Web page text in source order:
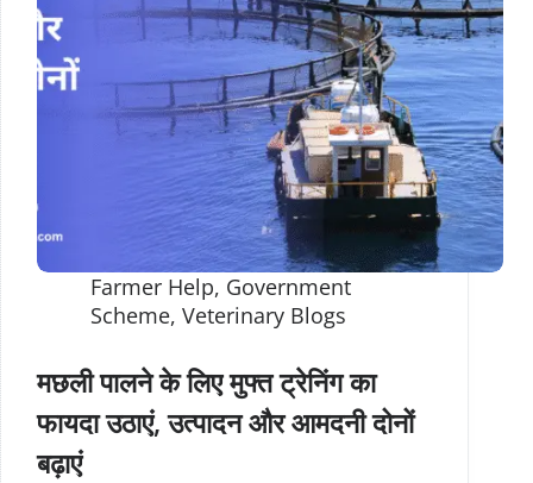
Farmer Help, Government
Scheme, Veterinary Blogs
मछली पालने के लिए मुफ्त ट्रेनिंग का
फायदा उठाएं, उत्पादन और आमदनी दोनों
बढ़ाएं